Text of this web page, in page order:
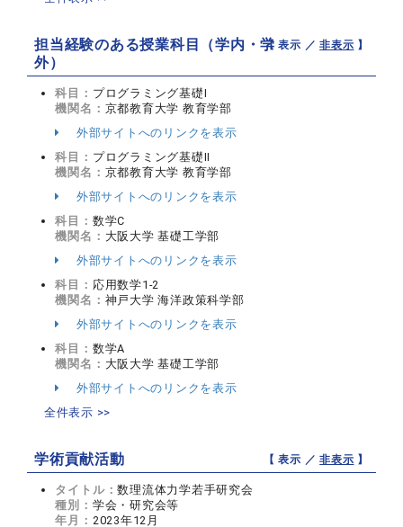
担当経験のある授業科目（学内・学
外）
【 表示 ／非表示 】
科目： プログラミング基礎Ⅰ
機関名： 京都教育大学 教育学部
外部サイトへのリンクを表示
科目： プログラミング基礎Ⅱ
機関名： 京都教育大学 教育学部
外部サイトへのリンクを表示
科目： 数学C
機関名： 大阪大学 基礎工学部
外部サイトへのリンクを表示
科目： 応用数学1-2
機関名： 神戸大学 海洋政策科学部
外部サイトへのリンクを表示
科目： 数学A
機関名： 大阪大学 基礎工学部
外部サイトへのリンクを表示
全件表示 >>
学術貢献活動 【 表示 ／非表示 】
タイトル：数理流体力学若手研究会
種別： 学会・研究会等
年月： 2023年12月